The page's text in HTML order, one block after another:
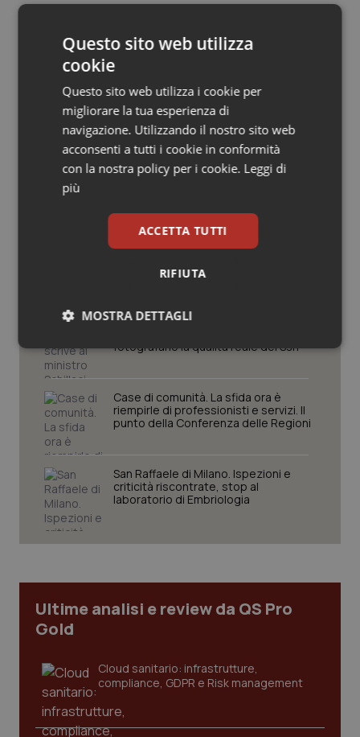
Sangue & coagulazione
Tiroide
Tumore al seno
Tumore ovarico
Tumori del Polmone & Testa Collo
Tumori gastrointestinali
Ulcera & Reflusso
Vaccini
© Riproduzione riservata
Potrebbe interessarti in
Campania
Settimana della Scienza dello
comprendere il presente
Regione Lombardia scrive al ministro
fotografano la qualità reale del Ssn”
Case di comunità. La sfida ora è
riempirle di professionisti e servizi. Il
punto della Conferenza delle Regioni
San Raffaele di Milano. Ispezioni e
criticità riscontrate, stop al
laboratorio di Embriologia
Ultime analisi e review da QS Pro
Gold
Cloud sanitario: infrastrutture,
compliance, GDPR e Risk management
Questo sito web utilizza
cookie
Questo sito web utilizza i cookie per
migliorare la tua esperienza di
navigazione. Utilizzando il nostro sito web
acconsenti a tutti i cookie in conformità
con la nostra policy per i cookie. Leggi di
più
ACCETTA TUTTI
RIFIUTA
MOSTRA DETTAGLI
Necessari Statistici Marketing
I cookie necessari contribuiscono a rendere fruibile il
sito web abilitandone funzionalità di base quali la
navigazione sulle pagine e l'accesso alle aree
protette del sito. Il sito web non è in grado di
funzionare correttamente senza questi cookie.
.youtube.com